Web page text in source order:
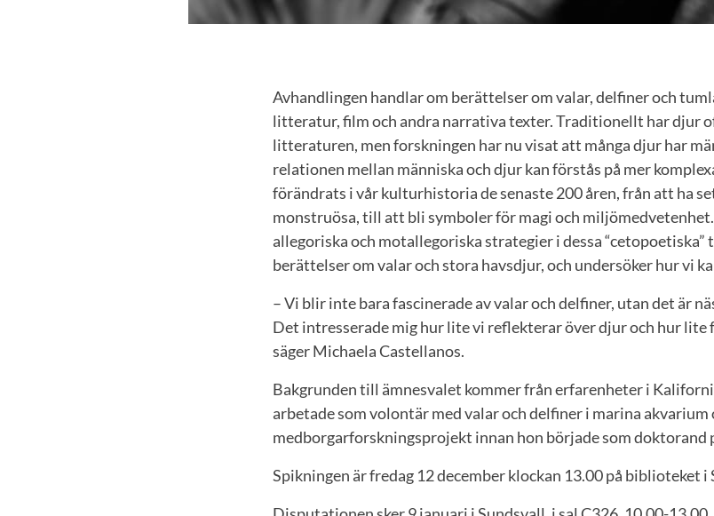
Avhandlingen handlar om berättelser om valar, delfiner och
litteratur, film och andra narrativa texter. Traditionellt har djur
litteraturen, men forskningen har nu visat att många djur har
relationen mellan människa och djur kan förstås på mer
förändrats i vår kulturhistoria de senaste 200 åren, från att ha
monstruösa, till att bli symboler för magi och
allegoriska och motallegoriska strategier i dessa “cetopoetiska”
berättelser om valar och stora havsdjur, och undersöker hur vi
– Vi blir inte bara fascinerade av valar och delfiner, utan det är
Det intresserade mig hur lite vi reflekterar över djur och hur lite
säger Michaela Castellanos.
Bakgrunden till ämnesvalet kommer från erfarenheter i
arbetade som volontär med valar och delfiner i marina akvarium
medborgarforskningsprojekt innan hon började som
Spikningen är fredag 12 december klockan 13.00 på biblioteket i